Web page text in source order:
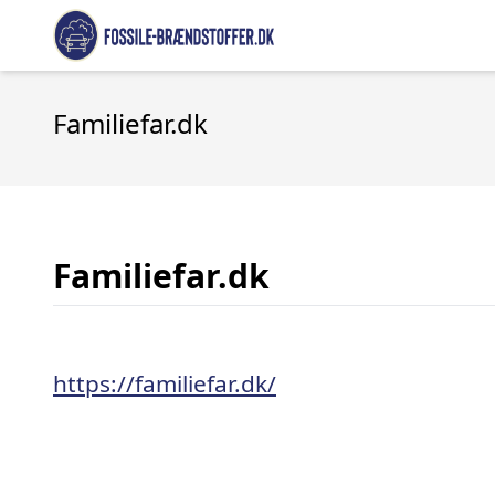
Familiefar.dk
Familiefar.dk
https://familiefar.dk/